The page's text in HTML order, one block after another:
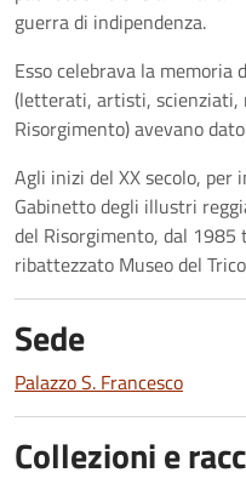
guerra di indipendenza.
Esso celebrava la
(letterati, artisti, scienziati,
Risorgimento) avevano
Agli inizi del XX secolo,
Gabinetto degli illustri
del Risorgimento, dal
ribattezzato Museo del
Sede
Palazzo S. Francesco
Collezioni e